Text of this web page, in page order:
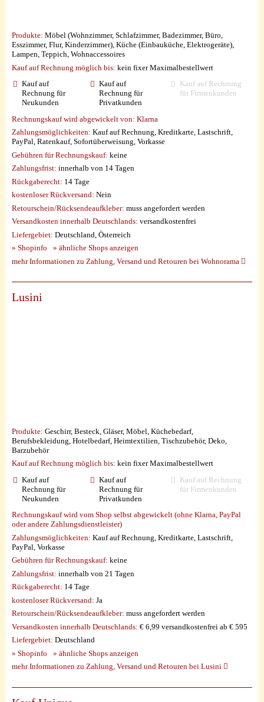
Produkte: Möbel (Wohnzimmer, Schlafzimmer, Badezimmer, Büro,
Esszimmer, Flur, Kinderzimmer), Küche (Einbauküche, Elektrogeräte),
Lampen, Teppich, Wohnaccessoires
Kauf auf Rechnung möglich bis: kein fixer Maximalbestellwert
Kauf auf
Rechnung für
Neukunden
Kauf auf
Rechnung für
Privatkunden
Kauf auf Rechnung
für Firmenkunden
Rechnungskauf wird abgewickelt von: Klarna
Zahlungsmöglichkeiten: Kauf auf Rechnung, Kreditkarte, Lastschrift,
PayPal, Ratenkauf, Sofortüberweisung, Vorkasse
Gebühren für Rechnungskauf: keine
Zahlungsfrist: innerhalb von 14 Tagen
Rückgaberecht: 14 Tage
kostenloser Rückversand: Nein
Retourschein/Rücksendeaufkleber: muss angefordert werden
Versandkosten innerhalb Deutschlands: versandkostenfrei
Liefergebiet: Deutschland, Österreich
» Shopinfo
» ähnliche Shops anzeigen
mehr Informationen zu Zahlung, Versand und Retouren bei Wohnorama
Lusini
Produkte: Geschirr, Besteck, Gläser, Möbel, Küchebedarf,
Berufsbekleidung, Hotelbedarf, Heimtextilien, Tischzubehör, Deko,
Barzubehör
Kauf auf Rechnung möglich bis: kein fixer Maximalbestellwert
Kauf auf
Rechnung für
Neukunden
Kauf auf
Rechnung für
Privatkunden
Kauf auf Rechnung
für Firmenkunden
Rechnungskauf wird vom Shop selbst abgewickelt (ohne Klarna, PayPal
oder andere Zahlungsdienstleister)
Zahlungsmöglichkeiten: Kauf auf Rechnung, Kreditkarte, Lastschrift,
PayPal, Vorkasse
Gebühren für Rechnungskauf: keine
Zahlungsfrist: innerhalb von 21 Tagen
Rückgaberecht: 14 Tage
kostenloser Rückversand: Ja
Retourschein/Rücksendeaufkleber: muss angefordert werden
Versandkosten innerhalb Deutschlands: € 6,99 versandkostenfrei ab € 595
Liefergebiet: Deutschland
» Shopinfo
» ähnliche Shops anzeigen
mehr Informationen zu Zahlung, Versand und Retouren bei Lusini